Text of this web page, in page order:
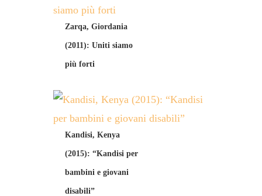
Zarqa, Giordania
(2011): Uniti siamo
più forti
Kandisi, Kenya
(2015): “Kandisi per
bambini e giovani
disabili”